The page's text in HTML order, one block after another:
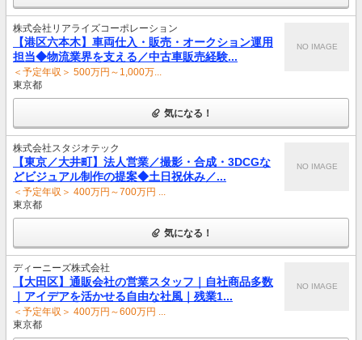
株式会社リアライズコーポレーション
【港区六本木】車両仕入・販売・オークション運用
担当◆物流業界を支える／中古車販売経験...
＜予定年収＞ 500万円～1,000万...
東京都
NO IMAGE
気になる！
株式会社スタジオテック
【東京／大井町】法人営業／撮影・合成・3DCGな
どビジュアル制作の提案◆土日祝休み／...
＜予定年収＞ 400万円～700万円 ...
東京都
NO IMAGE
気になる！
ディーニーズ株式会社
【大田区】通販会社の営業スタッフ｜自社商品多数
｜アイデアを活かせる自由な社風｜残業1...
＜予定年収＞ 400万円～600万円 ...
東京都
NO IMAGE